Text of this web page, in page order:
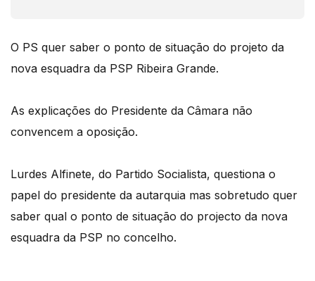
O PS quer saber o ponto de situação do projeto da
nova esquadra da PSP Ribeira Grande.
As explicações do Presidente da Câmara não
convencem a oposição.
Lurdes Alfinete, do Partido Socialista, questiona o
papel do presidente da autarquia mas sobretudo quer
saber qual o ponto de situação do projecto da nova
esquadra da PSP no concelho.